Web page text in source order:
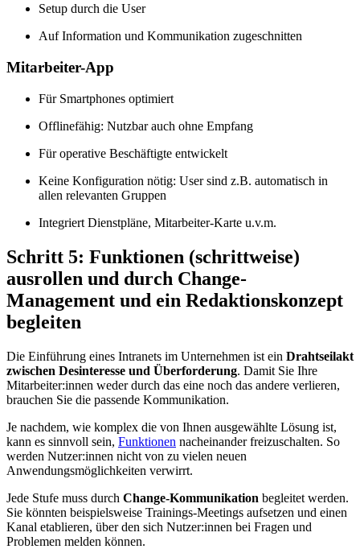
Setup durch die User
Auf Information und Kommunikation zugeschnitten
Mitarbeiter-App
Für Smartphones optimiert
Offlinefähig: Nutzbar auch ohne Empfang
Für operative Beschäftigte entwickelt
Keine Konfiguration nötig: User sind z.B. automatisch in
allen relevanten Gruppen
Integriert Dienstpläne, Mitarbeiter-Karte u.v.m.
Schritt 5: Funktionen (schrittweise)
ausrollen und durch Change-
Management und ein Redaktionskonzept
begleiten
Die Einführung eines Intranets im Unternehmen ist ein Drahtseilakt
zwischen Desinteresse und Überforderung. Damit Sie Ihre
Mitarbeiter:innen weder durch das eine noch das andere verlieren,
brauchen Sie die passende Kommunikation.
Je nachdem, wie komplex die von Ihnen ausgewählte Lösung ist,
kann es sinnvoll sein, Funktionen nacheinander freizuschalten. So
werden Nutzer:innen nicht von zu vielen neuen
Anwendungsmöglichkeiten verwirrt.
Jede Stufe muss durch Change-Kommunikation begleitet werden.
Sie könnten beispielsweise Trainings-Meetings aufsetzen und einen
Kanal etablieren, über den sich Nutzer:innen bei Fragen und
Problemen melden können.